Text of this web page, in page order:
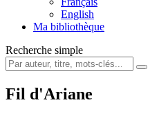
English
Ma bibliothèque
Recherche simple
Fil d'Ariane